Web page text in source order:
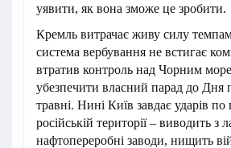
уявити, як вона зможе це зробити.
Кремль витрачає живу силу
система вербування не встигає
втратив контроль над Чорним
убезпечити власний парад до Дня
травні. Нині Київ завдає ударів по
російській території – виводить з
нафтопереробні заводи, нищить